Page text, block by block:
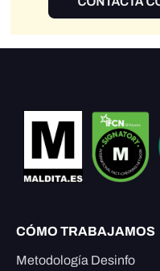
CÓMO TRABAJAMOS
Metodología Desinfo